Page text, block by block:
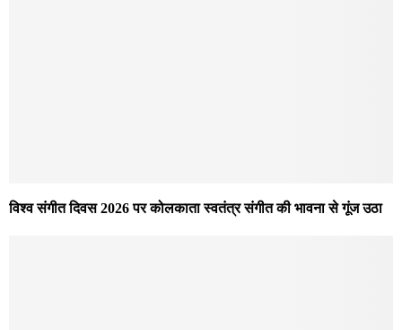
विश्व संगीत दिवस 2026 पर कोलकाता स्वतंत्र संगीत की भावना से गूंज उठा